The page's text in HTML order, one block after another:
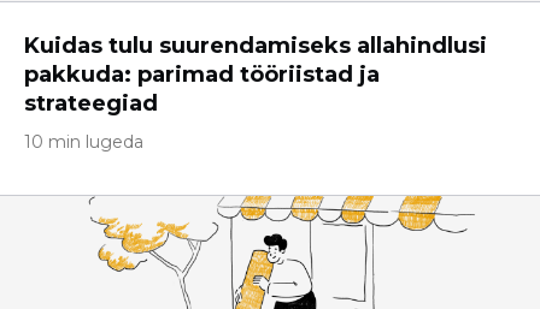
Kuidas tulu suurendamiseks allahindlusi
pakkuda: parimad tööriistad ja
strateegiad
10 min lugeda